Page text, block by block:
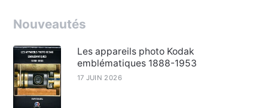
Nouveautés
Les appareils photo Kodak
emblématiques 1888-1953
17 JUIN 2026